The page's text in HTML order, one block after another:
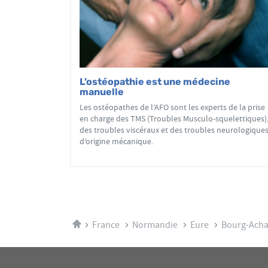
L’ostéopathie est une médecine
manuelle
Les ostéopathes de l’AFO sont les experts de la prise
en charge des TMS (Troubles Musculo-squelettiques),
des troubles viscéraux et des troubles neurologiques
d’origine mécanique.
AccueilFrance Normandie Eure Bourg-